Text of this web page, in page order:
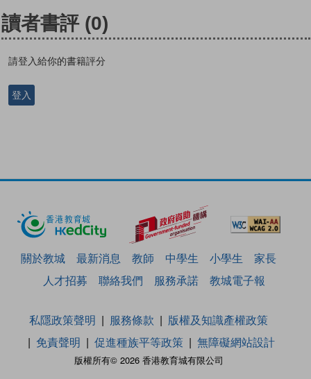
讀者書評 (0)
請登入給你的書籍評分
登入
關於教城 最新消息 教師 中學生 小學生
家長
人才招募
聯絡我們 服務承諾 教城電子報
版權所有© 2026 香港教育城有限公司
私隱政策聲明 服務條款
版權及知識產權政策
免責聲明
促進種族平等政策 無障礙網站設計